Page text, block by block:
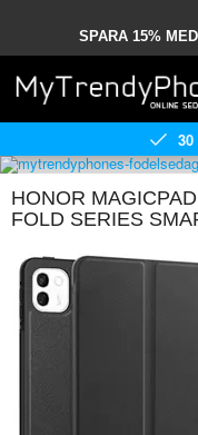
SPARA 15%
30
HONOR
FOLD SERIES